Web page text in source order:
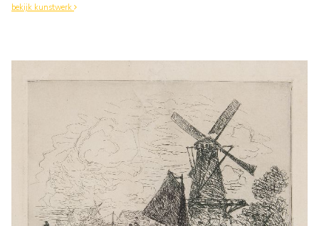
bekijk kunstwerk